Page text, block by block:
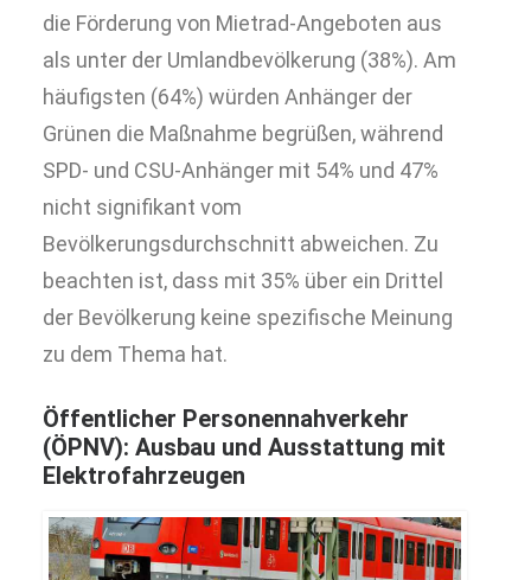
die Förderung von Mietrad-Angeboten aus
als unter der Umlandbevölkerung (38%). Am
häufigsten (64%) würden Anhänger der
Grünen die Maßnahme begrüßen, während
SPD- und CSU-Anhänger mit 54% und 47%
nicht signifikant vom
Bevölkerungsdurchschnitt abweichen. Zu
beachten ist, dass mit 35% über ein Drittel
der Bevölkerung keine spezifische Meinung
zu dem Thema hat.
Öffentlicher Personennahverkehr
(ÖPNV): Ausbau und Ausstattung mit
Elektrofahrzeugen